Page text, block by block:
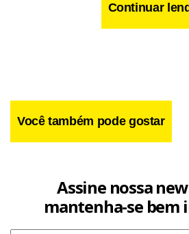
Continuar
Você também pode gostar
Assine nossa
mantenha-se bem